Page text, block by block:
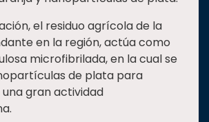
el residuo agrícola de la
en la región, actúa como
microfibrilada, en la cual se
de plata para
gran actividad